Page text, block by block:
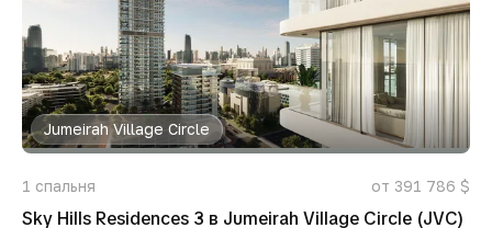
Jumeirah Village Circle
1 спальня от 391 786 $
Sky Hills Residences 3 в Jumeirah Village Circle (JVC)